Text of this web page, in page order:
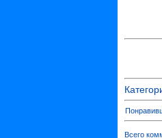
Всего